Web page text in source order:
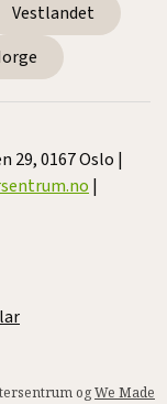
Vestlandet
29, 0167 Oslo |
|
ogWe Made